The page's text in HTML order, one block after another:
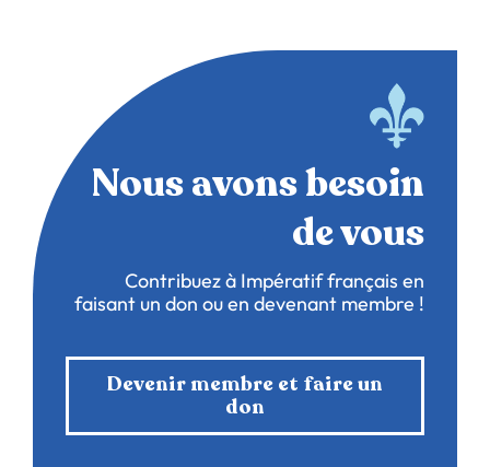
Nous avons besoin
de vous
Contribuez à Impératif français en
faisant un don ou en devenant membre !
Devenir membre et faire un
don